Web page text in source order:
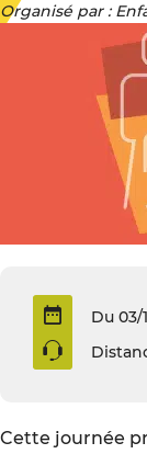
Organisé par :
Du 03/
Cette journée